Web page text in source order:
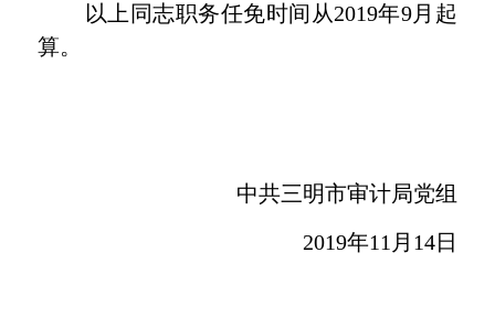
以上 同志职务任免时间从2019年9月起
算。
中共三明市审计局党组
2019年11 月 14日